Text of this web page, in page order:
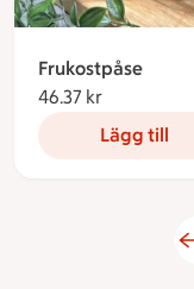
Frukostpåse
46.37 kr
Lägg till